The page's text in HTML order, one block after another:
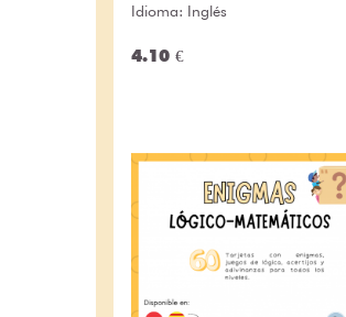
Idioma: Inglés
4.10 €